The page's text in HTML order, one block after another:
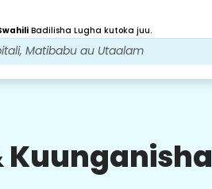
Badilisha Lugha kutoka juu.
Kuunganisha